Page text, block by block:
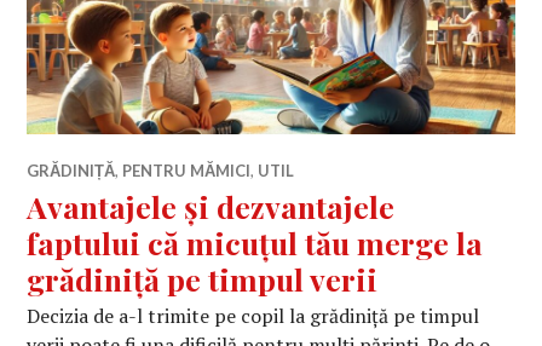
GRĂDINIȚĂ, PENTRU MĂMICI, UTIL
Avantajele și dezvantajele
faptului că micuțul tău merge la
grădiniță pe timpul verii
Decizia de a-l trimite pe copil la grădiniță pe timpul